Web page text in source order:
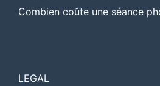
Combien coûte une séance
LEGAL